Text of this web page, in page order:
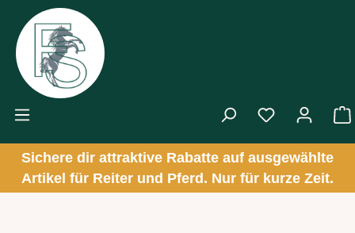
Zum Hauptinhalt springen
Sichere dir attraktive Rabatte auf ausgewählte
Artikel für Reiter und Pferd. Nur für kurze Zeit.